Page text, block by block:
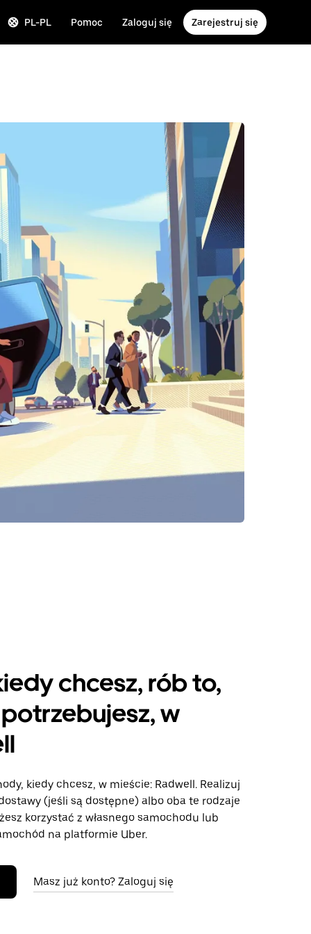
PL-PL Pomoc Zaloguj się Zarejestruj się
chcesz, rób to,
w
kiedy chcesz, w mieście: Radwell. Realizuj
(jeśli są dostępne) albo oba te rodzaje
korzystać z własnego samochodu lub
na platformie Uber.
Masz już konto? Zaloguj się